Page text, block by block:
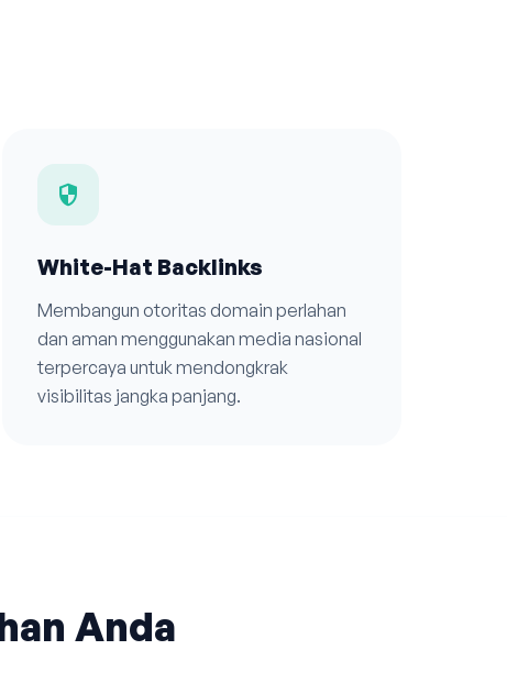
security
White-Hat Backlinks
Membangun otoritas domain perlahan
dan aman menggunakan media nasional
terpercaya untuk mendongkrak
visibilitas jangka panjang.
Anda